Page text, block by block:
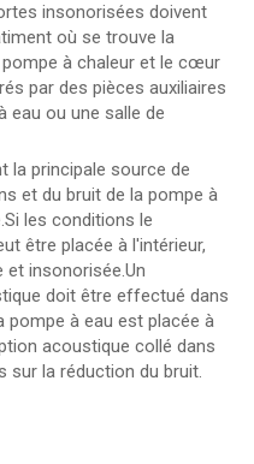
insonorisées doivent
où se trouve la
à chaleur et le cœur
par des pièces auxiliaires
eau ou une salle de
la principale source de
et du bruit de la pompe à
les conditions le
être placée à l'intérieur,
et insonorisée.Un
doit être effectué dans
pompe à eau est placée à
acoustique collé dans
sur la réduction du bruit.